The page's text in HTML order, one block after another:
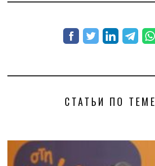
СТАТЬИ ПО ТЕМЕ